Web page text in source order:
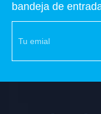
bandeja de